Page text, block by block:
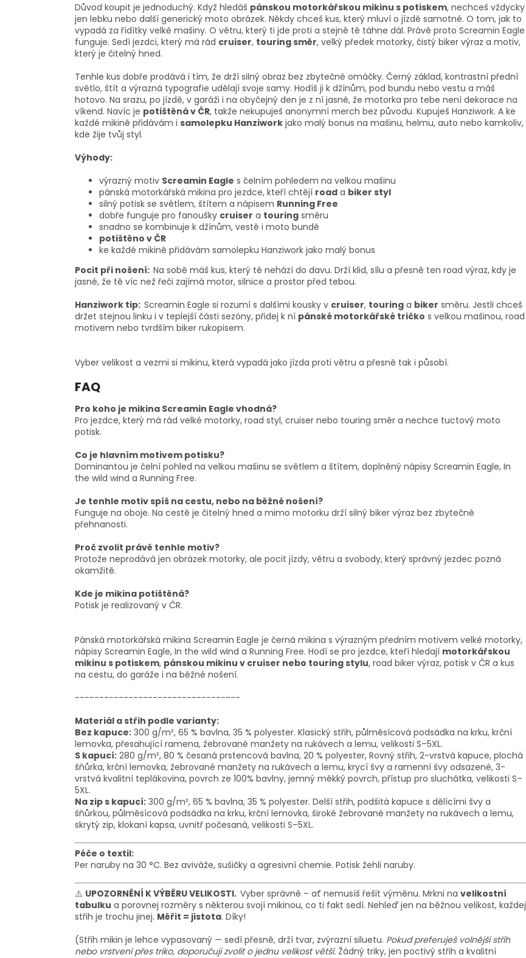
Důvod koupit je jednoduchý. Když hledáš pánskou motorkářskou mikinu s potiskem, nechceš vždycky
jen lebku nebo další generický moto obrázek. Někdy chceš kus, který mluví o jízdě samotné. O tom, jak to
vypadá za řídítky velké mašiny. O větru, který ti jde proti a stejně tě táhne dál. Právě proto Screamin Eagle
funguje. Sedí jezdci, který má rád cruiser, touring směr, velký předek motorky, čistý biker výraz a motiv,
který je čitelný hned.
Tenhle kus dobře prodává i tím, že drží silný obraz bez zbytečné omáčky. Černý základ, kontrastní přední
světlo, štít a výrazná typografie udělají svoje samy. Hodíš ji k džínům, pod bundu nebo vestu a máš
hotovo. Na srazu, po jízdě, v garáži i na obyčejný den je z ní jasné, že motorka pro tebe není dekorace na
víkend. Navíc je potištěná v ČR, takže nekupuješ anonymní merch bez původu. Kupuješ Hanziwork. A ke
každé mikině přidávám i samolepku Hanziwork jako malý bonus na mašinu, helmu, auto nebo kamkoliv,
kde žije tvůj styl.
Výhody:
výrazný motiv Screamin Eagle s čelním pohledem na velkou mašinu
pánská motorkářská mikina pro jezdce, kteří chtějí road a biker styl
silný potisk se světlem, štítem a nápisem Running Free
dobře funguje pro fanoušky cruiser a touring směru
snadno se kombinuje k džínům, vestě i moto bundě
potištěno v ČR
ke každé mikině přidávám samolepku Hanziwork jako malý bonus
Pocit při nošení: Na sobě máš kus, který tě nehází do davu. Drží klid, sílu a přesně ten road výraz, kdy je
jasné, že tě víc než řeči zajímá motor, silnice a prostor před tebou.
Hanziwork tip: Screamin Eagle si rozumí s dalšími kousky v cruiser, touring a biker směru. Jestli chceš
držet stejnou linku i v teplejší části sezóny, přidej k ní pánské motorkářské tričko s velkou mašinou, road
motivem nebo tvrdším biker rukopisem.
Vyber velikost a vezmi si mikinu, která vypadá jako jízda proti větru a přesně tak i působí.
FAQ
Pro koho je mikina Screamin Eagle vhodná?
Pro jezdce, který má rád velké motorky, road styl, cruiser nebo touring směr a nechce tuctový moto
potisk.
Co je hlavním motivem potisku?
Dominantou je čelní pohled na velkou mašinu se světlem a štítem, doplněný nápisy Screamin Eagle, In
the wild wind a Running Free.
Je tenhle motiv spíš na cestu, nebo na běžné nošení?
Funguje na oboje. Na cestě je čitelný hned a mimo motorku drží silný biker výraz bez zbytečné
přehnanosti.
Proč zvolit právě tenhle motiv?
Protože neprodává jen obrázek motorky, ale pocit jízdy, větru a svobody, který správný jezdec pozná
okamžitě.
Kde je mikina potištěná?
Potisk je realizovaný v ČR.
Pánská motorkářská mikina Screamin Eagle je černá mikina s výrazným předním motivem velké motorky,
nápisy Screamin Eagle, In the wild wind a Running Free. Hodí se pro jezdce, kteří hledají motorkářskou
mikinu s potiskem, pánskou mikinu v cruiser nebo touring stylu, road biker výraz, potisk v ČR a kus
na cestu, do garáže i na běžné nošení.
----------------------------------
Materiál a střih podle varianty:
Bez kapuce: 300 g/m², 65 % bavlna, 35 % polyester. Klasický střih, půlměsícová podsádka na krku, krční
lemovka, přesahující ramena, žebrované manžety na rukávech a lemu, velikosti S–5XL.
S kapucí: 280 g/m², 80 % česaná prstencová bavlna, 20 % polyester, Rovný střih, 2-vrstvá kapuce, plochá
šňůrka, krční lemovka, žebrované manžety na rukávech a lemu, krycí švy a ramenní švy odsazené, 3-
vrstvá kvalitní teplákovina, povrch ze 100% bavlny, jemný měkký povrch, přístup pro sluchátka, velikosti S–
5XL.
Na zip s kapucí: 300 g/m², 65 % bavlna, 35 % polyester. Delší střih, podšitá kapuce s dělícími švy a
šňůrkou, půlměsícová podsádka na krku, krční lemovka, široké žebrované manžety na rukávech a lemu,
skrytý zip, klokaní kapsa, uvnitř počesaná, velikosti S–5XL.
Péče o textil:
Per naruby na 30 °C. Bez aviváže, sušičky a agresivní chemie. Potisk žehli naruby.
⚠️ UPOZORNĚNÍ K VÝBĚRU VELIKOSTI. Vyber správně – ať nemusíš řešit výměnu. Mrkni na velikostní
tabulku a porovnej rozměry s některou svojí mikinou, co ti fakt sedí. Nehleď jen na běžnou velikost, každej
střih je trochu jinej. Měřit = jistota. Díky!
(Střih mikin je lehce vypasovaný — sedí přesně, drží tvar, zvýrazní siluetu. Pokud preferuješ volnější střih
nebo vrstvení přes triko, doporučuji zvolit o jednu velikost větší. Žádný triky, jen poctivý střih a kvalitní